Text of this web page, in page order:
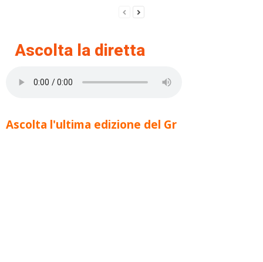
Ascolta la diretta
Ascolta l'ultima edizione del Gr